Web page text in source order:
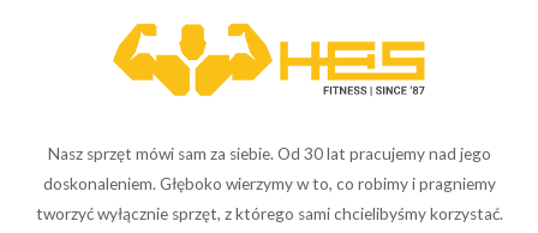
Nasz sprzęt mówi sam za siebie. Od 30 lat pracujemy nad jego
doskonaleniem. Głęboko wierzymy w to, co robimy i pragniemy
tworzyć wyłącznie sprzęt, z którego sami chcielibyśmy korzystać.